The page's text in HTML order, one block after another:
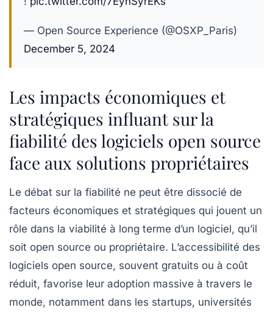
— Open Source Experience (@OSXP_Paris)
December 5, 2024
Les impacts économiques et
stratégiques influant sur la
fiabilité des logiciels open source
face aux solutions propriétaires
Le débat sur la fiabilité ne peut être dissocié de
facteurs économiques et stratégiques qui jouent un
rôle dans la viabilité à long terme d’un logiciel, qu’il
soit open source ou propriétaire. L’accessibilité des
logiciels open source, souvent gratuits ou à coût
réduit, favorise leur adoption massive à travers le
monde, notamment dans les startups, universités